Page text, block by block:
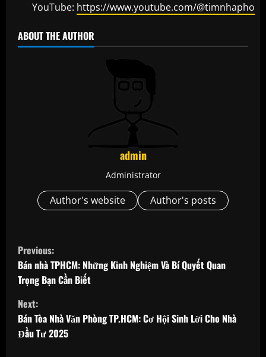
YouTube: https://www.youtube.com/@timnhapho
ABOUT THE AUTHOR
admin
Administrator
Author's website Author's posts
C
o
n
t
i
Previous:
Bán nhà TPHCM: Những Kinh Nghiệm Và Bí Quyết Quan
Trọng Bạn Cần Biết
Next:
Bán Tòa Nhà Văn Phòng TP.HCM: Cơ Hội Sinh Lời Cho Nhà
Đầu Tư 2025